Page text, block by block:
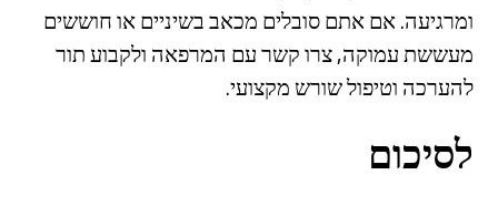
ומרגיעה. אם אתם סובלים מכאב בשיניים או חוששים
מעששת עמוקה, צרו קשר עם המרפאה ולקבוע תור
להערכה וטיפול שורש מקצועי.
לסיכום